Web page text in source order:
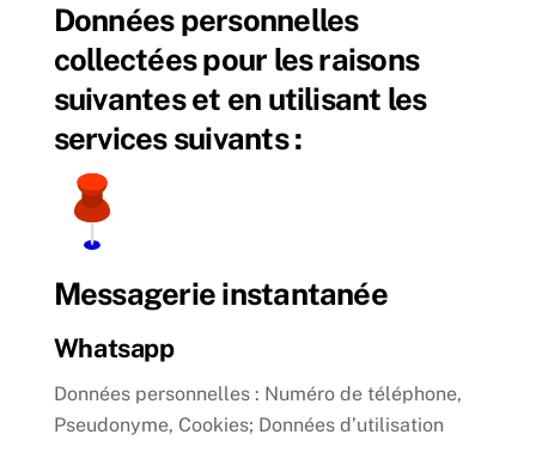
Données personnelles
collectées pour les raisons
suivantes et en utilisant les
services suivants :
Messagerie instantanée
Whatsapp
Données personnelles : Numéro de téléphone,
Pseudonyme, Cookies; Données d’utilisation